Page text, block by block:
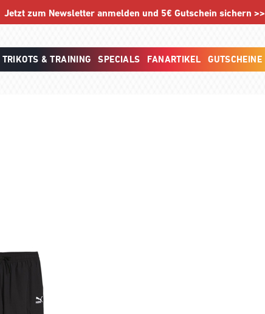
Jetzt zum Newsletter anmelden und 5€ Gutschein sichern >>
TRIKOTS & TRAINING SPECIALS FANARTIKEL GUTSCHEINE